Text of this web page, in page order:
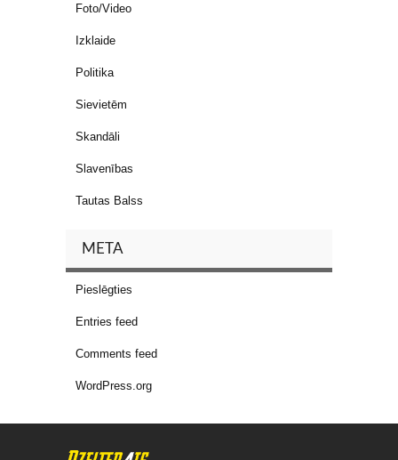
Foto/Video
Izklaide
Politika
Sievietēm
Skandāli
Slavenības
Tautas Balss
META
Pieslēgties
Entries feed
Comments feed
WordPress.org